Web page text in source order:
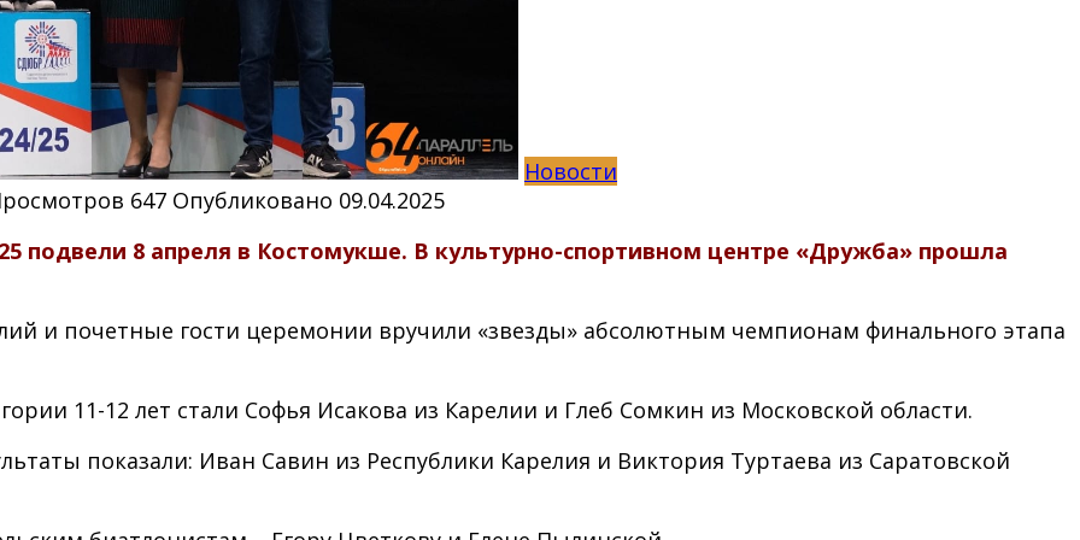
Новости
647 Опубликовано 09.04.2025
подвели 8 апреля в Костомукше. В культурно-спортивном центре «Дружба» прошла
и почетные гости церемонии вручили «звезды» абсолютным чемпионам финального этапа
11-12 лет стали Софья Исакова из Карелии и Глеб Сомкин из Московской области.
показали: Иван Савин из Республики Карелия и Виктория Туртаева из Саратовской